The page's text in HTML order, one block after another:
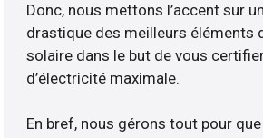
Donc, nous mettons l’accent sur
drastique des meilleurs éléments
solaire dans le but de vous
d’électricité maximale.
En bref, nous gérons tout pour